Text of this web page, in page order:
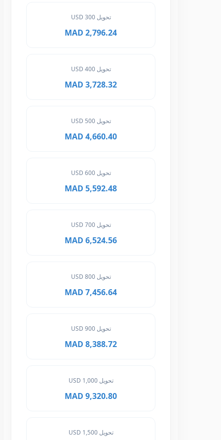
تحويل 300 USD
2,796.24 MAD
تحويل 400 USD
3,728.32 MAD
تحويل 500 USD
4,660.40 MAD
تحويل 600 USD
5,592.48 MAD
تحويل 700 USD
6,524.56 MAD
تحويل 800 USD
7,456.64 MAD
تحويل 900 USD
8,388.72 MAD
تحويل 1,000 USD
9,320.80 MAD
تحويل 1,500 USD